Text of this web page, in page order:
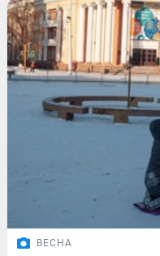
ВЕСНА